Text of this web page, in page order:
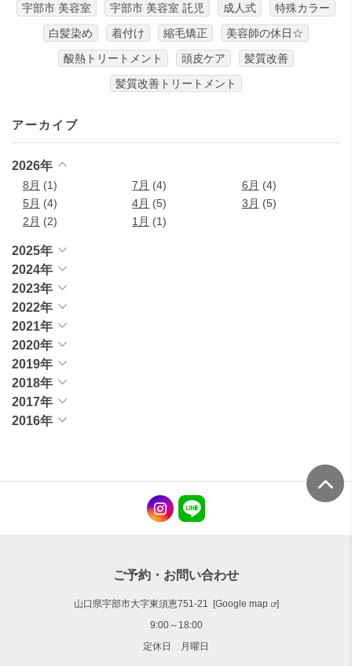
宇部市 美容室
宇部市 美容室 託児 成人式
特殊カラー
白髪染め
着付け 縮毛矯正
美容師の休日☆
酸熱トリートメント
頭皮ケア
髪質改善
髪質改善トリートメント
アーカイブ
2026年
8月 (1) 7月 (4) 6月 (4)
5月 (4) 4月 (5) 3月 (5)
2月 (2) 1月 (1)
2025年
2024年
2023年
2022年
2021年
2020年
2019年
2018年
2017年
2016年
ご予約・お問い合わせ
山口県宇部市大字東須恵751-21 [Google map
]
9:00～18:00
定休日 月曜日